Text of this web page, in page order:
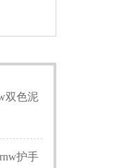
双色泥
护手